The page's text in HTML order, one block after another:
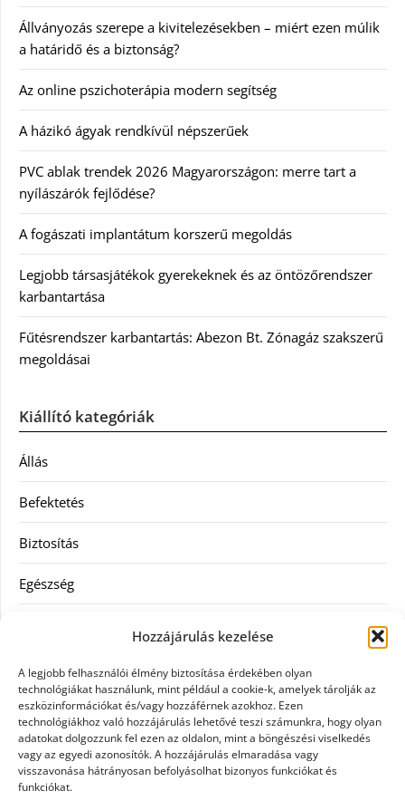
Hozzájárulás kezelése
A legjobb felhasználói élmény biztosítása érdekében olyan
technológiákat használunk, mint például a cookie-k, amelyek tárolják az
eszközinformációkat és/vagy hozzáférnek azokhoz. Ezen
technológiákhoz való hozzájárulás lehetővé teszi számunkra, hogy olyan
adatokat dolgozzunk fel ezen az oldalon, mint a böngészési viselkedés
vagy az egyedi azonosítók. A hozzájárulás elmaradása vagy
visszavonása hátrányosan befolyásolhat bizonyos funkciókat és
funkciókat.
Állványozás szerepe a kivitelezésekben – miért ezen múlik
a határidő és a biztonság?
Az online pszichoterápia modern segítség
A házikó ágyak rendkívül népszerűek
PVC ablak trendek 2026 Magyarországon: merre tart a
nyílászárók fejlődése?
A fogászati implantátum korszerű megoldás
Legjobb társasjátékok gyerekeknek és az öntözőrendszer
karbantartása
Fűtésrendszer karbantartás: Abezon Bt. Zónagáz szakszerű
megoldásai
Kiállító kategóriák
Állás
Befektetés
Biztosítás
Egészség
Ingatlan
Művészetek és szórakozás
Múzeumok
Szolgáltatás